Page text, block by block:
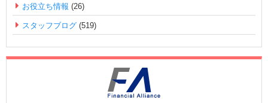
お役立ち情報 (26)
スタッフブログ (519)